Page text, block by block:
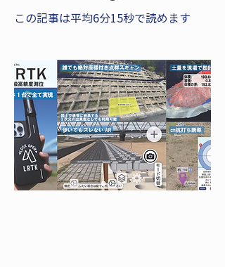
この記事は平均6分15秒で読めます